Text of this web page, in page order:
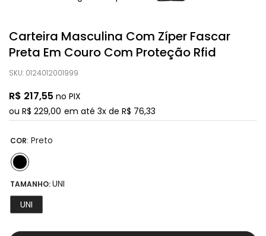
Carteira Masculina Com Zíper Fascar
Preta Em Couro Com Proteção Rfid
SKU: 0124012001999
R$ 217,55 no PIX
ou R$ 229,00 em até 3x de R$ 76,33
COR: Preto
TAMANHO:UNI
UNI